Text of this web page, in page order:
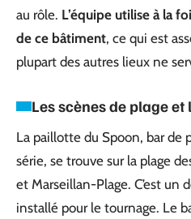
au rôle. L’équipe utilise à la
de ce bâtiment, ce qui est
plupart des autres lieux ne
Les scènes de plage et
La paillotte du Spoon, bar de
série, se trouve sur la plage
et Marseillan-Plage. C’est
installé pour le tournage. Le